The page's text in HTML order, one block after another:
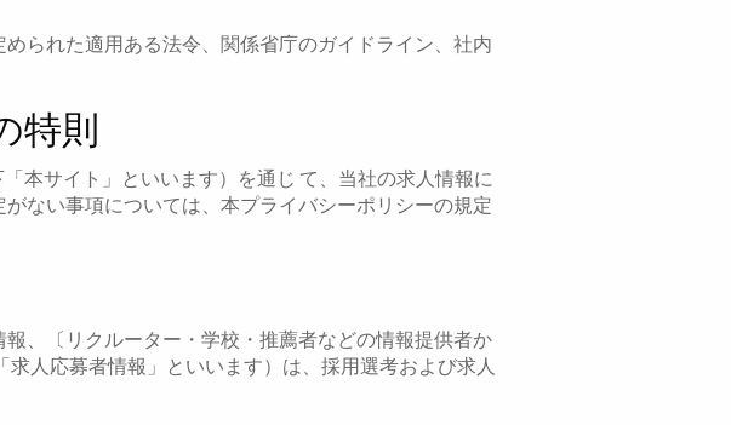
られた適用ある法令、関係省庁のガイドライン、社内
特則
本サイト」といいます）を通じ て、当社の求人情報に
ない事項については、本プライバシーポリシーの規定
、〔リクルーター・学校・推薦者などの情報提供者か
人応募者情報」といいます）は、採用選考および求人